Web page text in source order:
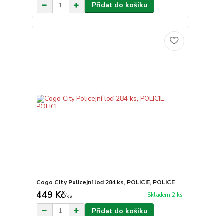
Přidat do košíku
Cogo City Policejní loď 284 ks, POLICIE, POLICE
449 Kč/ks Skladem 2 ks
Přidat do košíku